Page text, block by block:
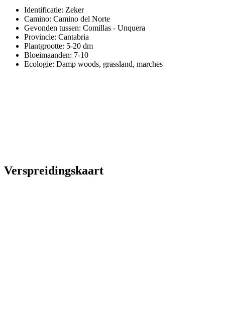
Identificatie: Zeker
Camino: Camino del Norte
Gevonden tussen: Comillas - Unquera
Provincie: Cantabria
Plantgrootte: 5-20 dm
Bloeimaanden: 7-10
Ecologie: Damp woods, grassland, marches
Verspreidingskaart